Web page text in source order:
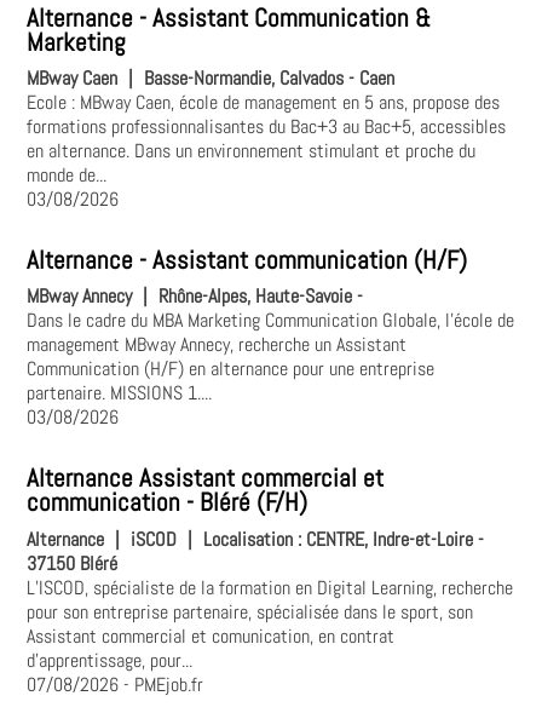
Alternance - Assistant Communication &
Marketing
MBway Caen
Basse-Normandie, Calvados - Caen
Ecole : MBway Caen, école de management en 5 ans, propose des
formations professionnalisantes du Bac+3 au Bac+5, accessibles
en alternance. Dans un environnement stimulant et proche du
monde de...
03/08/2026
Alternance - Assistant communication (H/F)
MBway Annecy
Rhône-Alpes, Haute-Savoie -
Dans le cadre du MBA Marketing Communication Globale, l'école de
management MBway Annecy, recherche un Assistant
Communication (H/F) en alternance pour une entreprise
partenaire. MISSIONS 1....
03/08/2026
Alternance Assistant commercial et
communication - Bléré (F/H)
Alternance | iSCOD | Localisation : CENTRE, Indre-et-Loire -
37150 Bléré
L’ISCOD, spécialiste de la formation en Digital Learning, recherche
pour son entreprise partenaire, spécialisée dans le sport, son
Assistant commercial et comunication, en contrat
d'apprentissage, pour...
07/08/2026- PMEjob.fr